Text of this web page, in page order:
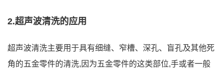
2.超声波清洗的应用
超声波清洗主要用于具有细缝、窄槽、深孔、盲孔及其他死
角的五金零件的清洗,因为五金零件的这类部位,手或者一般